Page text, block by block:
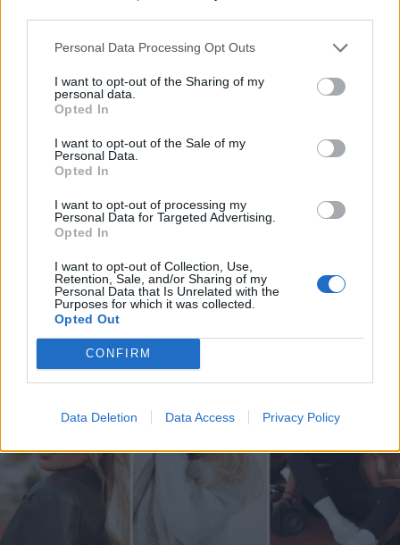
Personal Data Processing Opt Outs
I want to opt-out of the Sharing of my
personal data.
Opted In
I want to opt-out of the Sale of my
Personal Data.
Opted In
I want to opt-out of processing my
Personal Data for Targeted Advertising.
Opted In
I want to opt-out of Collection, Use,
Retention, Sale, and/or Sharing of my
Personal Data that Is Unrelated with the
Purposes for which it was collected.
Opted Out
CONFIRM
Data Deletion Data Access Privacy Policy
LIFESTYLE 20.05.2025 10:51
Σταματίνα Τσιμτσιλή για Γιώργο
Παράσχο: "Περνάει μια μορφή καρκίνου,
πριν από ένα χρόνο είδε κάποια σημάδια"
(Βίντεο)
Αποδέχομαι τους
και την πολιτική απορρήτου
X